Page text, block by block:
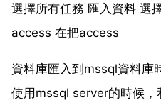
選擇所有任務 匯入資料 選
access 在把access
資料庫匯入到mssql資料庫
使用mssql server的時候，